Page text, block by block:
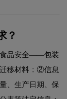
？
食品安全——包装
移材料；②信息
、生产日期、保